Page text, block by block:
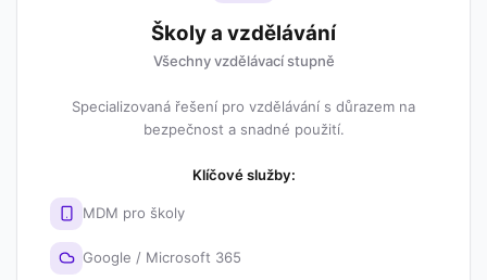
Školy a vzdělávání
Všechny vzdělávací stupně
Specializovaná řešení pro vzdělávání s důrazem na
bezpečnost a snadné použití.
Klíčové služby:
MDM pro školy
Google / Microsoft 365